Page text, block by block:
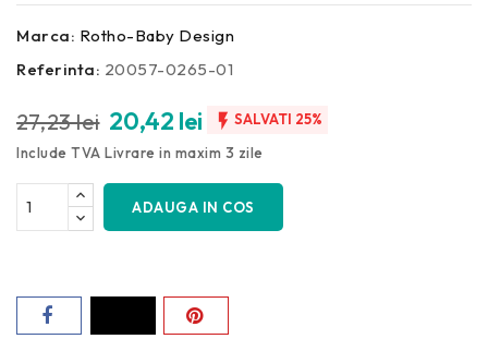
Marca: Rotho-Baby Design
Referinta: 20057-0265-01
27,23 lei 20,42 lei  SALVATI 25%
Include TVA Livrare in maxim 3 zile
ADAUGA IN COS